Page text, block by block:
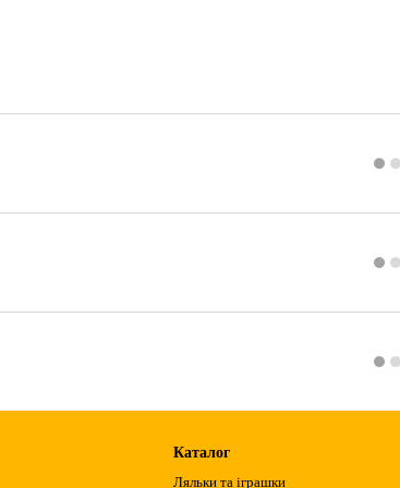
Каталог
Ляльки та іграшки